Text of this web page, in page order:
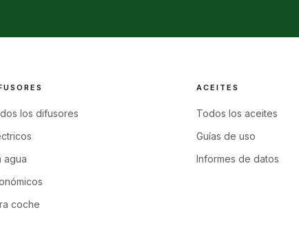
los difusores
agua
coche
ACEITES
Todos los aceites
Guías de uso
Informes de datos